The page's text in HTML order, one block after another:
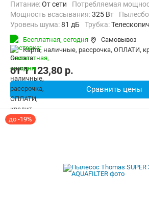
питание:От сети Потребляемая
Мощность всасывания:325 Вт
уровень шума:81 дБ трубка:
Дополнительно:
Радиус действия:
11 м Вес:
Бесплатная, сегодня
Самовывоз
карта, наличные, рассрочка, ОПЛАТИ,
от1 123,80 p.
Сравнить цены
до -19%